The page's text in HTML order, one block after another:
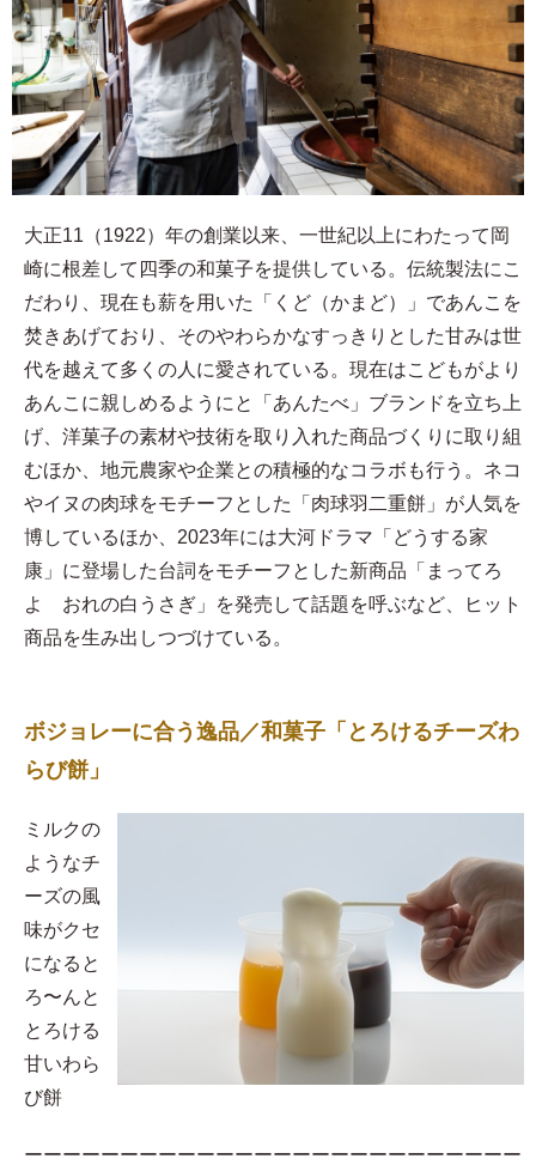
大正11（1922）年の創業以来、一世紀以上にわたって岡
崎に根差して四季の和菓子を提供している。伝統製法にこ
だわり、現在も薪を用いた「くど（かまど）」であんこを
焚きあげており、そのやわらかなすっきりとした甘みは世
代を越えて多くの人に愛されている。現在はこどもがより
あんこに親しめるようにと「あんたべ」ブランドを立ち上
げ、洋菓子の素材や技術を取り入れた商品づくりに取り組
むほか、地元農家や企業との積極的なコラボも行う。ネコ
やイヌの肉球をモチーフとした「肉球羽二重餅」が人気を
博しているほか、2023年には大河ドラマ「どうする家
康」に登場した台詞をモチーフとした新商品「まってろ
よ おれの白うさぎ」を発売して話題を呼ぶなど、ヒット
商品を生み出しつづけている。
ボジョレーに合う逸品／和菓子「とろけるチーズわ
らび餅」
​ミルクの
ようなチ
ーズの風
味がクセ
になると
ろ〜んと
とろける
甘いわら
び餅